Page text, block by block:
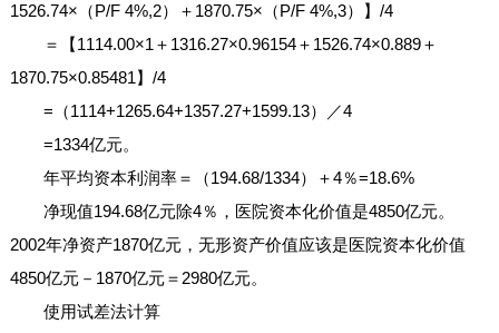
1526.74×（P/F 4%,2）＋1870.75×（P/F 4%,3）】/4
＝【1114.00×1＋1316.27×0.96154＋1526.74×0.889＋
1870.75×0.85481】/4
=（1114+1265.64+1357.27+1599.13）／4
=1334亿元。
年平均资本利润率＝（194.68/1334）＋4％=18.6%
净现值194.68亿元除4％，医院资本化价值是4850亿元。
2002年净资产1870亿元，无形资产价值应该是医院资本化价值
4850亿元－1870亿元＝2980亿元。
使用试差法计算